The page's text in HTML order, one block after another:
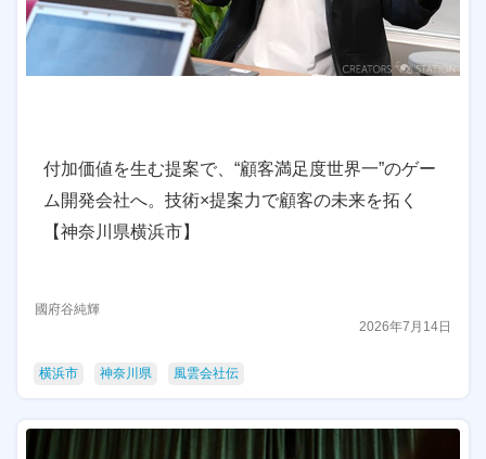
付加価値を生む提案で、“顧客満足度世界一”のゲー
ム開発会社へ。技術×提案力で顧客の未来を拓く
【神奈川県横浜市】
國府谷純輝
2026年7月14日
横浜市 神奈川県 風雲会社伝